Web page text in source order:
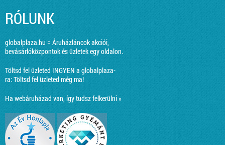
RÓLUNK
globalplaza.hu = Áruházláncok akciói,
bevásárlóközpontok és üzletek egy oldalon.
Töltsd fel üzleted INGYEN a globalplaza-
ra:Töltsd fel üzleted még ma!
Ha webáruházad van, így tudsz felkerülni »